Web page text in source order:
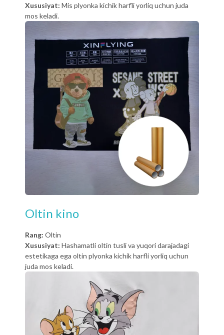
Xususiyat: Mis plyonka kichik harfli yorliq uchun juda
mos keladi.
Oltin kino
Rang: Oltin
Xususiyat: Hashamatli oltin tusli va yuqori darajadagi
estetikaga ega oltin plyonka kichik harfli yorliq uchun
juda mos keladi.